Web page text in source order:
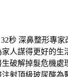
秒 深鼻整形專家
人謀得更好的生
生破解掉髮危機處
注射頂級玻尿酸為